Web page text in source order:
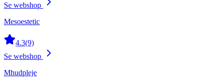
Se webshop
Mesoestetic
4.3(9)
Se webshop
Mhudpleje